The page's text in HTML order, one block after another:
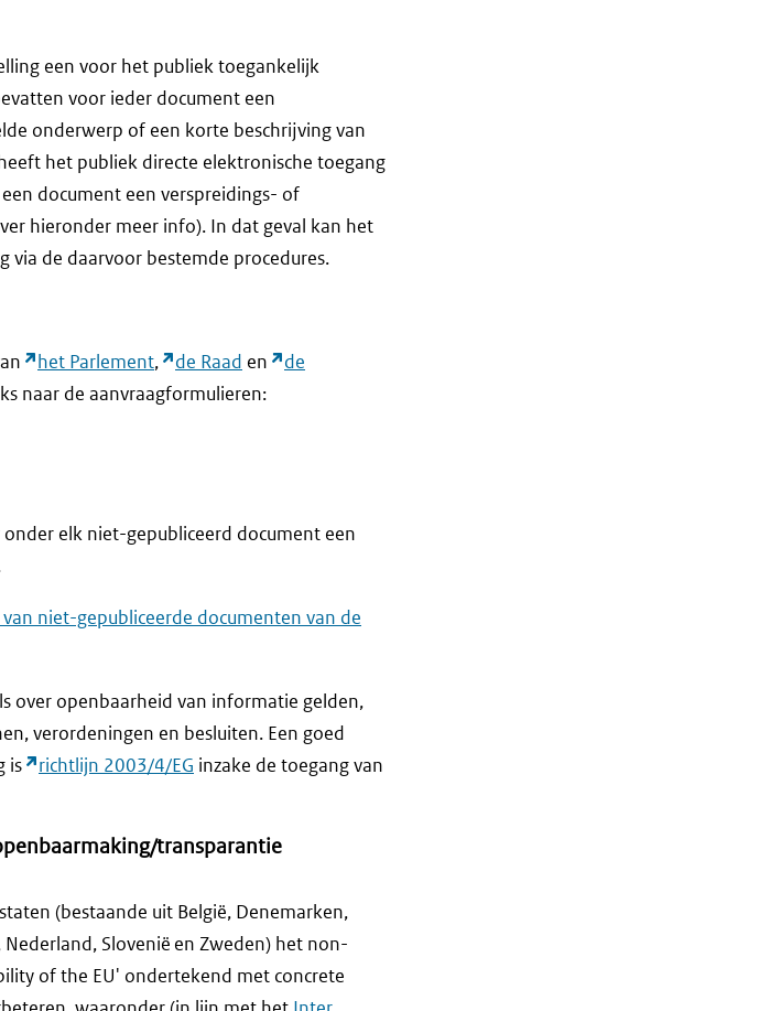
een voor het publiek toegankelijk
voor ieder document een
onderwerp of een korte beschrĳving van
het publiek directe elektronische toegang
document een verspreidings- of
hieronder meer info). In dat geval kan het
de daarvoor bestemde procedures.
het Parlement, de Raad en
de
naar de aanvraagformulieren:
elk niet-gepubliceerd document een
niet-gepubliceerde documenten van de
over openbaarheid van informatie gelden,
verordeningen en besluiten. Een goed
is
richtlijn 2003/4/EG inzake de toegang van
transparantie
(bestaande uit België, Denemarken,
Slovenië en Zweden) het non-
of the EU' ondertekend met concrete